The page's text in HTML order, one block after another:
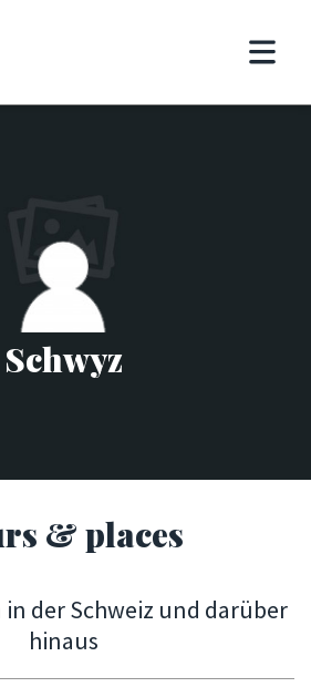
Schwyz
& places
der Schweiz und darüber
hinaus